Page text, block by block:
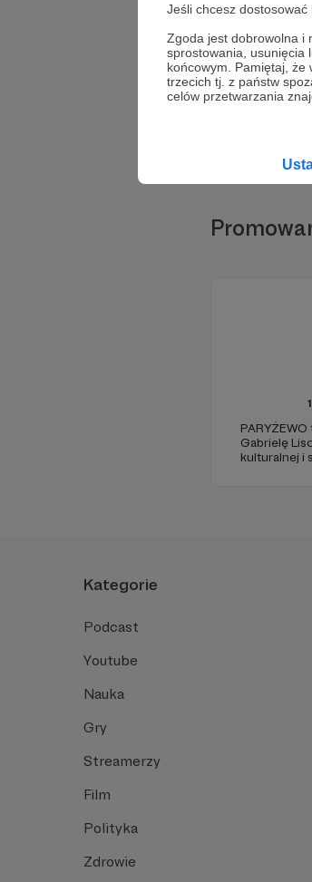
Jeśli chcesz dostosować
Zgoda jest dobrowolna i
sprostowania, usunięcia
końcowym. Pamiętaj, że
trzecich tj. z państw
celów przetwarzania
Gabrielę
kulturalnej i
Kategorie
Podcast
Youtube
Nauka
Gry
Streamerzy
Film
Polityka
Zdrowie